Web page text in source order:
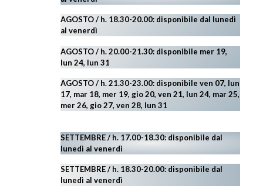
AGOSTO/ h. 18.30-20.00: disponibile dal lunedì
al venerdì
AGOSTO / h. 20.00-21.30: disponibile mer 19,
lun 24, lun 31
AGOSTO/ h. 21.30-23.00: disponibile ven 07, lun
17, mar 18, mer 19, gio 20, ven 21, lun 24, mar 25,
mer 26, gio 27, ven 28, lun 31
SETTEMBRE / h. 17.00-18.30: disponibile dal
lunedì al venerdì
SETTEMBRE / h. 18.30-20.00: disponibile dal
lunedì al venerdì